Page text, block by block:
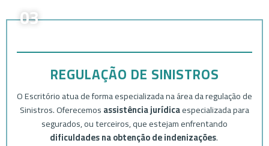
03
REGULAÇÃO DE SINISTROS
O Escritório atua de forma especializada na área da regulação de
Sinistros. Oferecemosassistência jurídicaespecializada para
segurados, ou terceiros, que estejam enfrentando
dificuldades na obtenção de indenizações.